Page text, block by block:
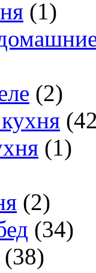
(1)
(2)
(1)
(2)
(34)
(38)